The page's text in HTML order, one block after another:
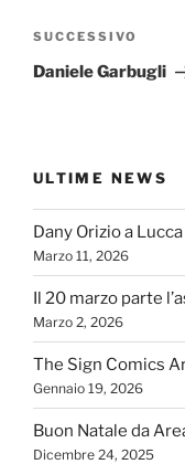
Articolo
successivo
SUCCESSIVO
Daniele Garbugli
ULTIME NEWS
Dany Orizio a
Marzo 11, 2026
Il 20 marzo parte
Marzo 2, 2026
The Sign Comics
Gennaio 19, 2026
Buon Natale da
Dicembre 24, 2025